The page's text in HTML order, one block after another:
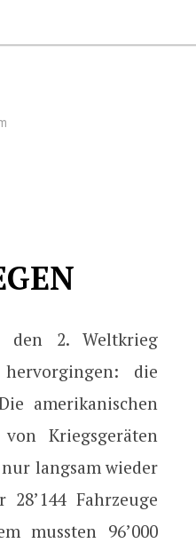
den 2. Weltkrieg
die
amerikanischen
Kriegsgeräten
langsam wieder
Fahrzeuge
mussten 96’000